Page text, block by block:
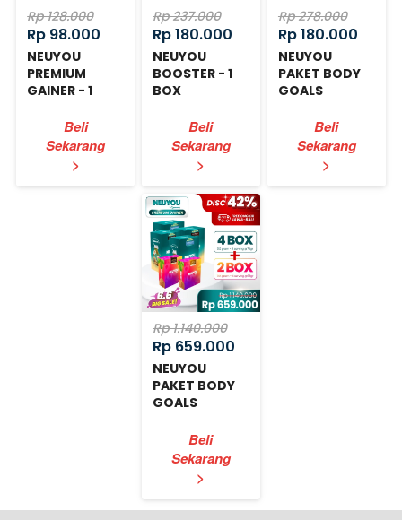
Rp 128.000
Rp 98.000
NEUYOU
PREMIUM
GAINER - 1
`
Beli
Sekarang
>
Rp 237.000
Rp 180.000
NEUYOU
BOOSTER - 1
BOX
`
Beli
Sekarang
>
Rp 278.000
Rp 180.000
NEUYOU
PAKET BODY
GOALS
`
Beli
Sekarang
>
Rp 1.140.000
Rp 659.000
NEUYOU
PAKET BODY
GOALS
`
Beli
Sekarang
>